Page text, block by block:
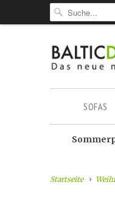
SOFAS
Startseite